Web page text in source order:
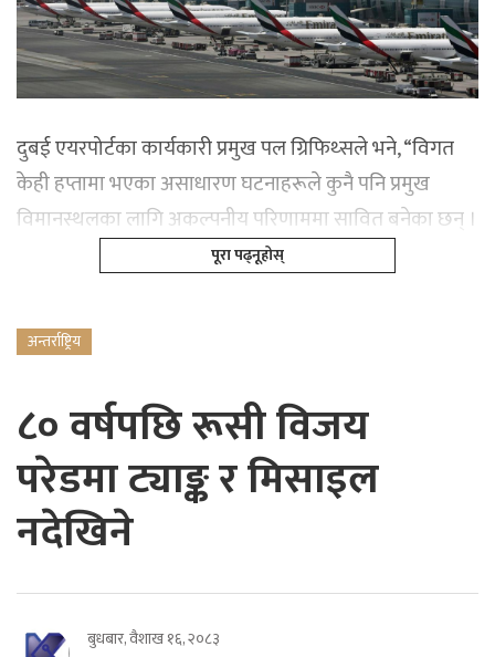
दुबई एयरपोर्टका कार्यकारी प्रमुख पल ग्रिफिथ्सले भने, “विगत
केही हप्तामा भएका असाधारण घटनाहरूले कुनै पनि प्रमुख
विमानस्थलका लागि अकल्पनीय परिणाममा सावित बनेका छन् ।
पूरा पढ्नूहोस्
अन्तर्राष्ट्रिय
८० वर्षपछि रूसी विजय
परेडमा ट्याङ्क र मिसाइल
नदेखिने
बुधबार, वैशाख १६, २०८३